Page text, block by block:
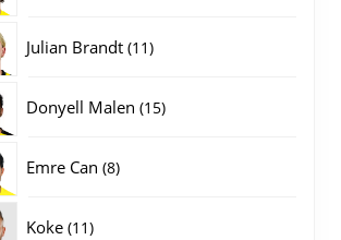
Julian Brandt 1111
Donyell Malen 1515
Emre Can 88
Koke 1111